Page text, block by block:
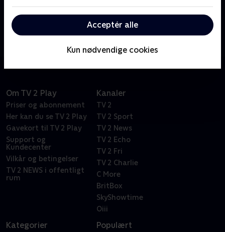
Acceptér alle
Kun nødvendige cookies
alt det, der kræves for at sætte boliger i stand. På
nogle få dage skal teamet realisere boligdrømmene
deres gør-det-selv-projekter.
Om TV 2 Play
Priser og abonnement
Her kan du se TV 2 Play
Gavekort til TV 2 Play
Support og
Kundecenter
Vilkår og betingelser
TV 2 NEWS i offentligt
rum
Kanaler
TV 2
TV 2 Sport
TV 2 News
TV 2 Echo
TV 2 Fri
TV 2 Charlie
C More
BritBox
SkyShowtime
Oiii
Kategorier Populært